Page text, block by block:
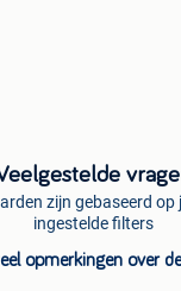
zijn gebaseerd op
ingestelde filters
opmerkingen over